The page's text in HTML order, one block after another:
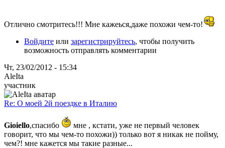
Отлично смотритесь!!! Мне кажеься,даже похожи чем-то!
Войдите или зарегистрируйтесь, чтобы получить
возможность отправлять комментарии
Чт, 23/02/2012 - 15:34
AleIta
участник
Re: О моей 2й поездке в Италию
Gioiello,спасибо
мне , кстати, уже не первый человек
говорит, что мы чем-то похожи)) только вот я никак не пойму,
чем?! мне кажется мы такие разные...